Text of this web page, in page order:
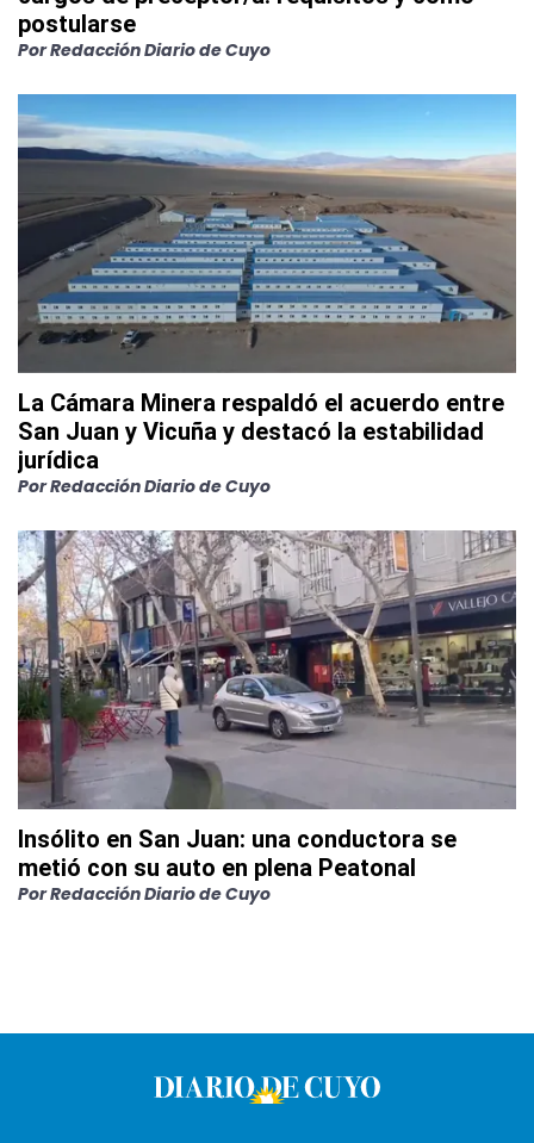
postularse
PorRedacción Diario de Cuyo
La Cámara Minera respaldó el acuerdo entre
San Juan y Vicuña y destacó la estabilidad
jurídica
PorRedacción Diario de Cuyo
Insólito en San Juan: una conductora se
metió con su auto en plena Peatonal
PorRedacción Diario de Cuyo